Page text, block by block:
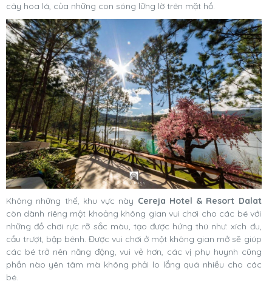
cây hoa lá, của những con sóng lững lờ trên mặt hồ.
Không những thế, khu vực này Cereja Hotel & Resort Dalat
còn dành riêng một khoảng không gian vui chơi cho các bé với
những đồ chơi rực rỡ sắc màu, tạo được hứng thú như: xích đu,
cầu trượt, bập bênh. Được vui chơi ở một không gian mở sẽ giúp
các bé trở nên năng động, vui vẻ hơn, các vị phụ huynh cũng
phần nào yên tâm mà không phải lo lắng quá nhiều cho các
bé.